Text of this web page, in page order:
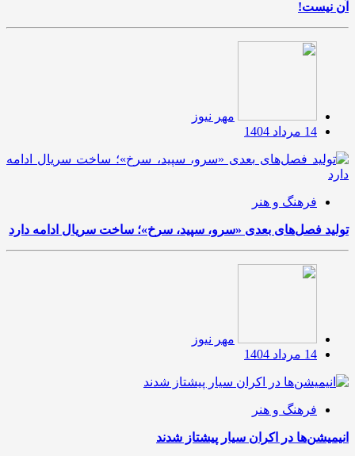
آن نیست!
مهر نیوز
14 مرداد 1404
فرهنگ و هنر
تولید فصل‌های بعدی «سرو، سپید، سرخ»؛ ساخت سریال ادامه دارد
مهر نیوز
14 مرداد 1404
فرهنگ و هنر
انیمیشن‌ها در اکران سیار پیشتاز شدند